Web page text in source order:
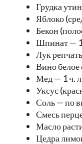
Грудка
Яблоко
Бекон
Шпинат —
Лук
Вино белое
Мед — 1 ч.
Уксус
Соль — по
Смесь
Масло
Цедра